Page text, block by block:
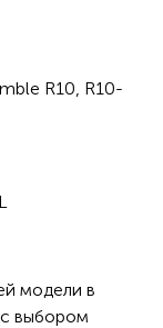
R10, R10-
модели в
выбором